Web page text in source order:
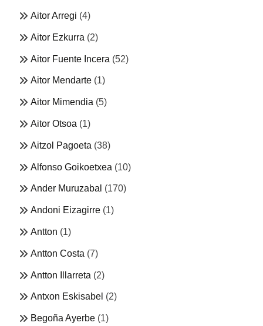
Aitor Arregi (4)
Aitor Ezkurra (2)
Aitor Fuente Incera (52)
Aitor Mendarte (1)
Aitor Mimendia (5)
Aitor Otsoa (1)
Aitzol Pagoeta (38)
Alfonso Goikoetxea (10)
Ander Muruzabal (170)
Andoni Eizagirre (1)
Antton (1)
Antton Costa (7)
Antton Illarreta (2)
Antxon Eskisabel (2)
Begoña Ayerbe (1)